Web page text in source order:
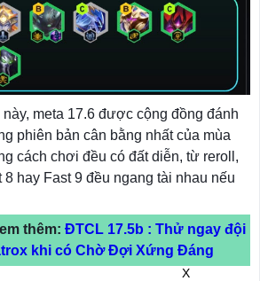
meta 17.6 được cộng đồng đánh
phiên bản cân bằng nhất của mùa
cách chơi đều có đất diễn, từ reroll,
hay Fast 9 đều ngang tài nhau nếu
thêm: ĐTCL 17.5b : Thử ngay đội
khi có Chờ Đợi Xứng Đáng
X